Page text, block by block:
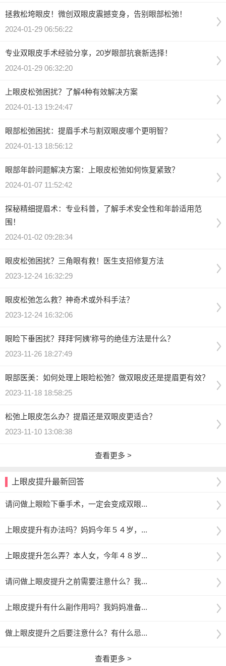
拯救松垮眼皮！微创双眼皮震撼变身，告别眼部松弛！
2024-01-29 06:56:22
专业双眼皮手术经验分享，20岁眼部抗衰新选择！
2024-01-29 06:32:20
上眼皮松弛困扰？了解4种有效解决方案
2024-01-13 19:24:47
眼部松弛困扰：提眉手术与割双眼皮哪个更明智？
2024-01-13 18:56:12
眼部年龄问题解决方案：上眼皮松弛如何恢复紧致？
2024-01-07 11:52:42
探秘精细提眉术：专业科普，了解手术安全性和年龄适用范
围！
2024-01-02 09:28:34
眼皮松弛困扰？三角眼有救！医生支招修复方法
2023-12-24 16:32:29
眼皮松弛怎么救？神奇术或外科手法？
2023-12-24 16:32:06
眼睑下垂困扰？拜拜‘阿姨’称号的绝佳方法是什么？
2023-11-26 18:27:49
眼部医美：如何处理上眼睑松弛？做双眼皮还是提眉更有效？
2023-11-18 18:58:25
松弛上眼皮怎么办？提眉还是双眼皮更适合？
2023-11-10 13:08:38
查看更多 >
上眼皮提升最新回答
请问做上眼睑下垂手术，一定会变成双眼...
上眼皮提升有办法吗？妈妈今年５４岁，...
上眼皮提升怎么弄？本人女，今年４８岁...
请问做上眼皮提升之前需要注意什么？我...
上眼皮提升有什么副作用吗？我妈妈准备...
做上眼皮提升之后要注意什么？有什么忌...
查看更多 >